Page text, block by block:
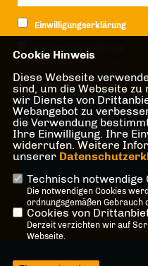
Einwilligungserklärung
der nachfolgenden
Anti-Roboter-
Hier
* Pflichtfeld!
Cookie Hinweis
Diese Webseite
sind, um die Webseite
wir Dienste von
Webangebot zu
die Verwendung
Ihre Einwilligung. Ihre
widerrufen. Weitere
unserer
Technisch notwendige
Die notwendigen Cookies
ordnungsgemäßen Gebrauch
Cookies von
Derzeit verzichten wir auf
Webseite.